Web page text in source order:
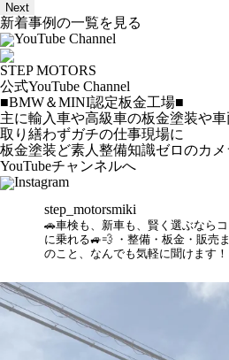
Next
新着事例の一覧を見る
YouTube Channel
STEP MOTORS
公式YouTube Channel
■BMW＆MINI認定板金工場■
主に輸入車や高級車の板金塗装や車
取り繕わずガチの仕事現場に
板金塗装ど素人整備知識ゼロのカメ
YouTubeチャンネルへ
Instagram
step_motorsmiki
🚗車検も、新車も、賢く選ぶならコ
に乗れる🚙💨 ・整備・板金・販売
のこと、なんでも気軽に聞けます！